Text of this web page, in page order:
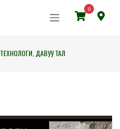
0
ТЕХНОЛОГИ, ДАВУУ ТАЛ